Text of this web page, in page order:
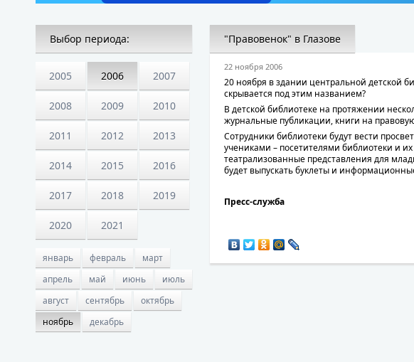
Выбор периода:
2005 2006 2007
2008 2009 2010
2011 2012 2013
2014 2015 2016
2017 2018 2019
2020 2021
январь февраль
март
апрель
май июнь
июль
август
сентябрь
октябрь
ноябрь
декабрь
"Правовенок" в Глазове
22 ноября 2006
20 ноября в здании центральной детской
скрывается под этим названием?
В детской библиотеке на протяжении
журнальные публикации, книги на
Сотрудники библиотеки будут вести
учениками – посетителями библиотеки и
театрализованные представления для
будет выпускать буклеты и
Пресс-служба